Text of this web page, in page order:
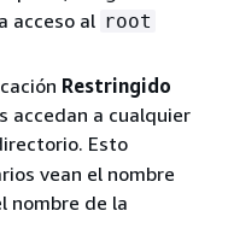
acceso al root
Restringido
accedan a cualquier
Esto
vean el nombre
nombre de la